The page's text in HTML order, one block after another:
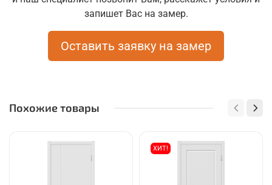
запишет Вас на замер.
Оставить заявку на замер
Похожие товары
ХИТ!